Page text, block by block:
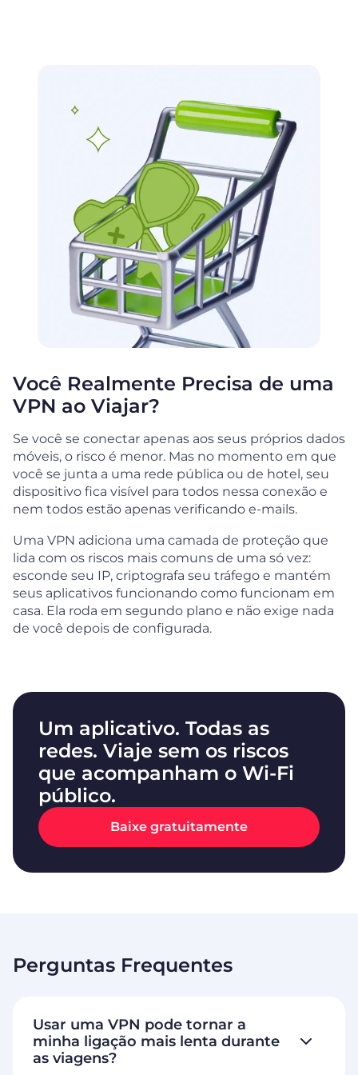
Você Realmente Precisa de uma
VPN ao Viajar?
Se você se conectar apenas aos seus próprios dados
móveis, o risco é menor. Mas no momento em que
você se junta a uma rede pública ou de hotel, seu
dispositivo fica visível para todos nessa conexão e
nem todos estão apenas verificando e-mails.
Uma VPN adiciona uma camada de proteção que
lida com os riscos mais comuns de uma só vez:
esconde seu IP, criptografa seu tráfego e mantém
seus aplicativos funcionando como funcionam em
casa. Ela roda em segundo plano e não exige nada
de você depois de configurada.
Um aplicativo. Todas as
redes. Viaje sem os riscos
que acompanham o Wi-Fi
público.
Baixe gratuitamente
Perguntas Frequentes
Usar uma VPN pode tornar a
minha ligação mais lenta durante
as viagens?